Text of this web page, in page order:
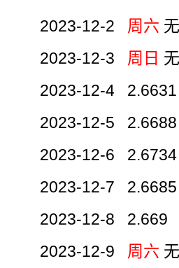
2023-12-2 周六 无
2023-12-3 周日 无
2023-12-4 2.6631
2023-12-5 2.6688
2023-12-6 2.6734
2023-12-7 2.6685
2023-12-8 2.669
2023-12-9 周六 无